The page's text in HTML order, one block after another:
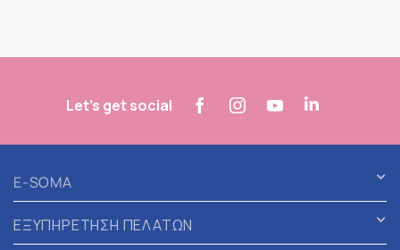
Let's get social
E-SOMA
ΕΞΥΠΗΡΕΤΗΣΗ ΠΕΛΑΤΩΝ